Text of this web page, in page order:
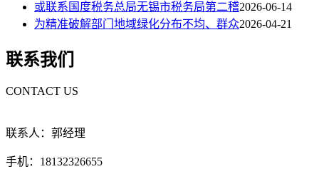
或联系国度税务总局无锡市税务局第二稽2026-06-14
为精准破解部门地域绿化分布不均、群众2026-04-21
联系我们
CONTACT US
联系人：郭经理
手机：18132326655